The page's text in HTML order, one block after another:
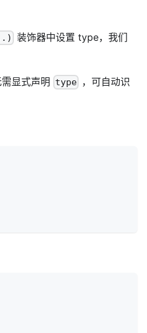
装饰器中设置 type，我们
显式声明 type ，可自动识